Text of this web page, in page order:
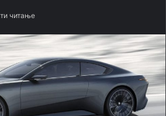
читање